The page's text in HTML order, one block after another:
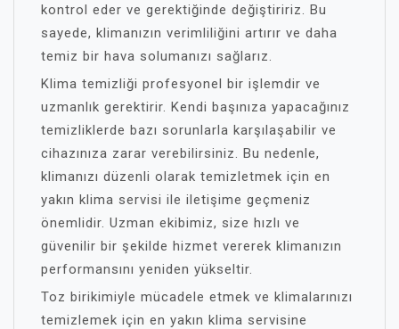
kontrol eder ve gerektiğinde değiştiririz. Bu
sayede, klimanızın verimliliğini artırır ve daha
temiz bir hava solumanızı sağlarız.
Klima temizliği profesyonel bir işlemdir ve
uzmanlık gerektirir. Kendi başınıza yapacağınız
temizliklerde bazı sorunlarla karşılaşabilir ve
cihazınıza zarar verebilirsiniz. Bu nedenle,
klimanızı düzenli olarak temizletmek için en
yakın klima servisi ile iletişime geçmeniz
önemlidir. Uzman ekibimiz, size hızlı ve
güvenilir bir şekilde hizmet vererek klimanızın
performansını yeniden yükseltir.
Toz birikimiyle mücadele etmek ve klimalarınızı
temizlemek için en yakın klima servisine